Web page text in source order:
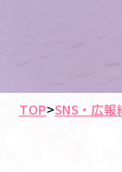
TOP>SNS・広報